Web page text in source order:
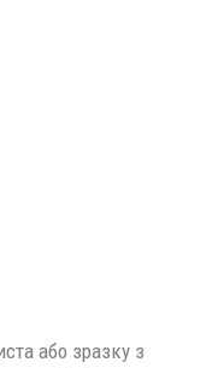
або зразку з